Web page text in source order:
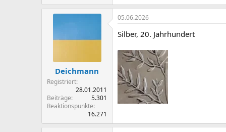
Deichmann
Registriert
28.01.2011
Beiträge
5.301
Reaktionspunkte
16.271
05.06.2026
Silber, 20. Jahrhundert